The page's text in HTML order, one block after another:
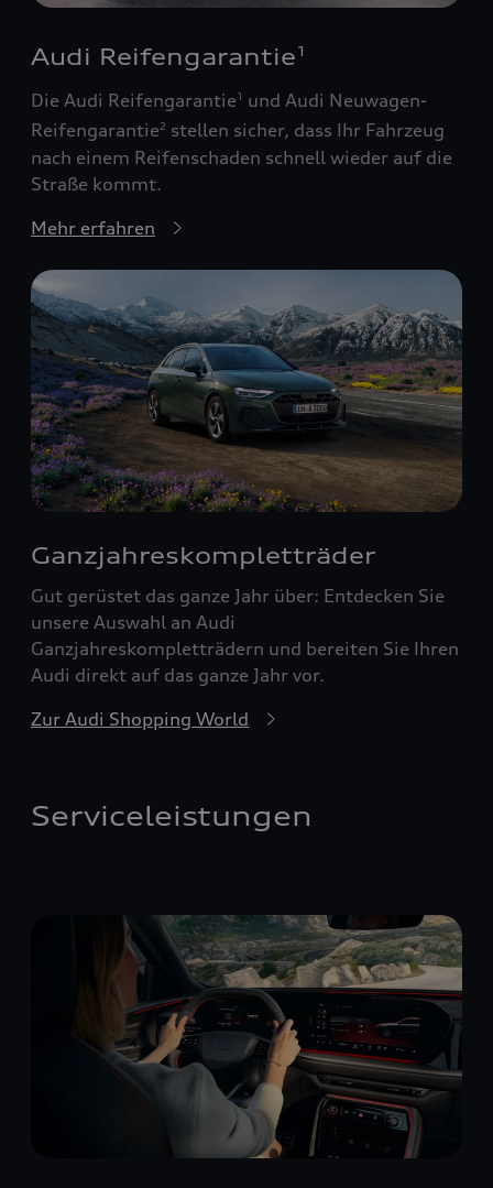
Audi Reifengarantie 1
Die Audi Reifengarantie1
und Audi Neuwagen-
Reifengarantie2 stellen sicher, dass Ihr Fahrzeug
nach einem Reifenschaden schnell wieder auf die
Straße kommt.
Mehr erfahren
Ganzjahreskompletträder
Gut gerüstet das ganze Jahr über: Entdecken Sie
unsere Auswahl an Audi
Ganzjahreskompletträdern und bereiten Sie Ihren
Audi direkt auf das ganze Jahr vor.
Zur Audi Shopping World
Serviceleistungen